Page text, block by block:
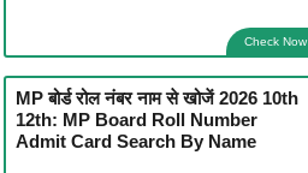
Check Now
MP बोर्ड रोल नंबर नाम से खोजें 2026 10th
12th: MP Board Roll Number
Admit Card Search By Name